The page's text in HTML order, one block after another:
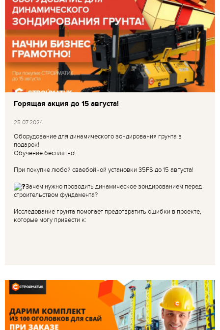
Горящая акция до 15 августа!
25.07.2024
Оборудование для динамического зондирования грунта в
подарок!
Обучение бесплатно!
При покупке любой сваебойной установки 35FS до 15 августа!
Зачем нужно проводить динамическое зондированием перед
строительством фундамента?
Исследование грунта помогает предотвратить ошибки в проекте,
которые могу привести к: